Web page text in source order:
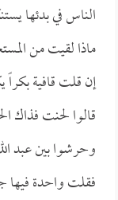
الناس في بدئها
ماذا لقيت من
إن قلت قافية
قالوا لحنت
وحرشوا بين عبد
فقلت واحدة فيها